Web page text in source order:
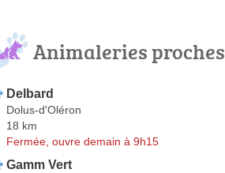
Animaleries proches
Delbard
Dolus-d'Oléron
18 km
Fermée, ouvre demain à 9h15
Gamm Vert